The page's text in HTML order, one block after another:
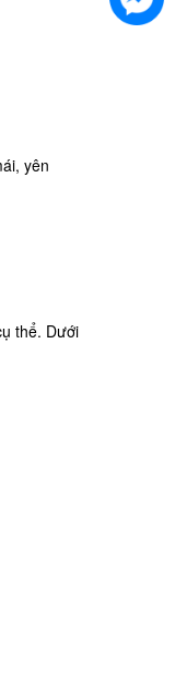
yên
thể. Dưới